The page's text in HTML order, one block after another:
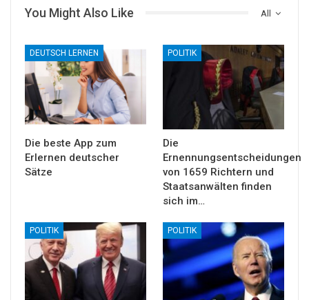
All
You Might Also Like
DEUTSCH LERNEN
Die beste App zum
Erlernen deutscher
Sätze
POLITIK
Die
Ernennungsentscheidungen
von 1659 Richtern und
Staatsanwälten finden
sich im…
POLITIK POLITIK